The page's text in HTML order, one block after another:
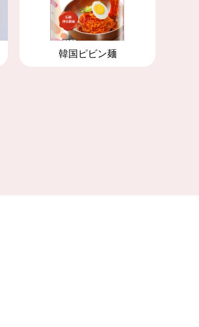
韓国ピビン麺